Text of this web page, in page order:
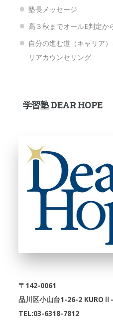
塾長メッセージ
高３秋までオールE判定
自分の進む道（キャリア
リアカウンセリング
学習塾 DEAR HOPE
〒142-0061
品川区小山台1-26-2
TEL:03-6318-7812